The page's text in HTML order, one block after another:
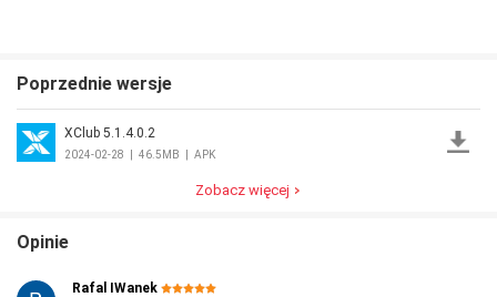
Poprzednie wersje
XClub 5.1.4.0.2
2024-02-28 46.5MB APK
Zobacz więcej
Opinie
Rafal IWanek